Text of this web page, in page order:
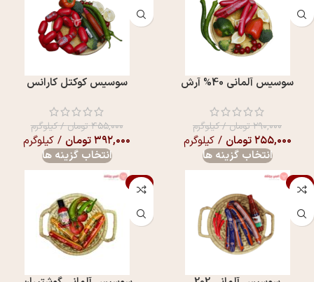
سوسيس آلمانی 40% آرش
۲۹۰,۰۰۰تومان/ کیلوگرم
۲۵۵,۰۰۰تومان / کیلوگرم
انتخاب گزینه ها
سوسيس کوکتل کارانس
۴۵۵,۰۰۰تومان/ کیلوگرم
۳۹۲,۰۰۰تومان / کیلوگرم
انتخاب گزینه ها
-7%
-5%